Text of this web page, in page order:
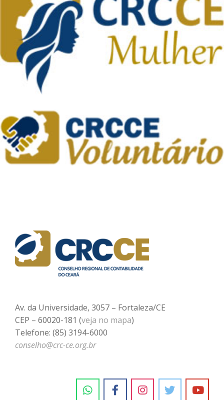
Av. da Universidade, 3057 – Fortaleza/CE
CEP – 60020-181 (veja no mapa)
Telefone: (85) 3194-6000
conselho@crc-ce.org.br